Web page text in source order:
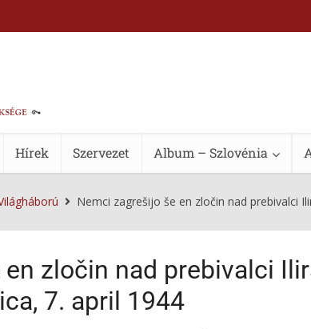
Hírek Szervezet Album – Szlovénia
Nemci zagrešijo še en zločin nad prebivalci
zločin nad prebivalci
7. april 1944